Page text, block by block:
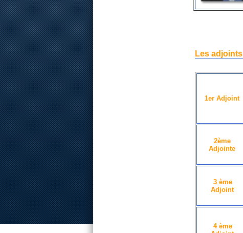
Les adjoints
1er Adjoint
2ème
Adjointe
3 ème
Adjoint
4 ème